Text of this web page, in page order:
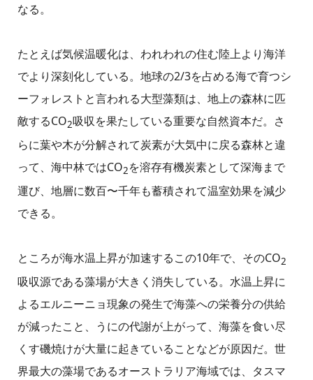
なる。
たとえば気候温暖化は、われわれの住む陸上より海洋
でより深刻化している。地球の2/3を占める海で育つシ
ーフォレストと言われる大型藻類は、地上の森林に匹
敵するCO2吸収を果たしている重要な自然資本だ。さ
らに葉や木が分解されて炭素が大気中に戻る森林と違
って、海中林ではCO2を溶存有機炭素として深海まで
運び、地層に数百〜千年も蓄積されて温室効果を減少
できる。
ところが海水温上昇が加速するこの10年で、そのCO2
吸収源である藻場が大きく消失している。水温上昇に
よるエルニーニョ現象の発生で海藻への栄養分の供給
が減ったこと、うにの代謝が上がって、海藻を食い尽
くす磯焼けが大量に起きていることなどが原因だ。世
界最大の藻場であるオーストラリア海域では、タスマ